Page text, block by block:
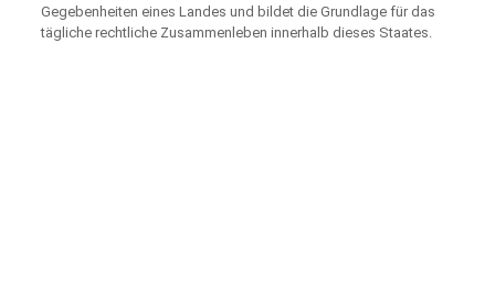
Gegebenheiten eines Landes und bildet die Grundlage für das
tägliche rechtliche Zusammenleben innerhalb dieses Staates.